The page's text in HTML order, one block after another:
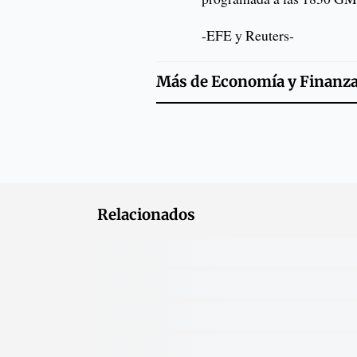
-EFE y Reuters-
Más deEconomía y
Relacionados